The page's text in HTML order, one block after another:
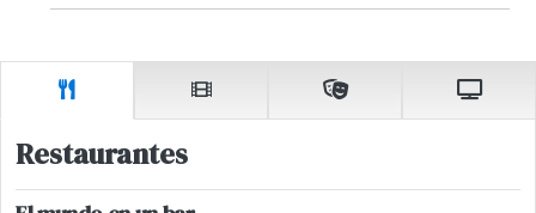
Restaurantes